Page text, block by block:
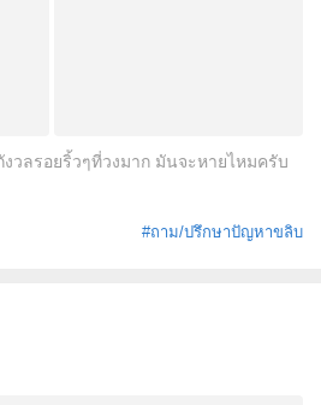
วลรอยริ้วๆที่วงมาก มันจะหายไหมครับ
#ถาม/ปรึกษาปัญหาขลิบ